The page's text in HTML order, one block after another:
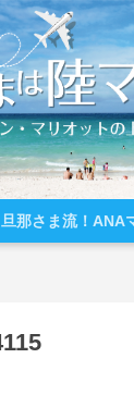
旦那さま流！ANA